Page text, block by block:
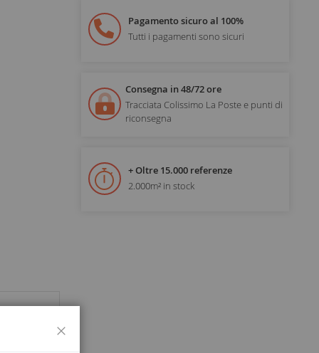
Pagamento sicuro al 100%
Tutti i pagamenti sono sicuri
Consegna in 48/72 ore
Tracciata Colissimo La Poste e punti di
riconsegna
+ Oltre 15.000 referenze
2.000m² in stock